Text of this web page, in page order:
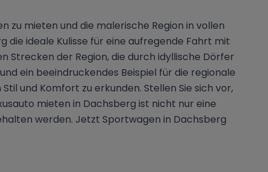
zu mieten und die malerische Region in vollen
ideale Kulisse für eine aufregende Fahrt mit
Strecken der Region, die durch idyllische Dörfer
ein beeindruckendes Beispiel für die regionale
und Komfort zu erkunden. Stellen Sie sich vor,
mieten in Dachsberg ist nicht nur eine
werden. Jetzt Sportwagen in Dachsberg